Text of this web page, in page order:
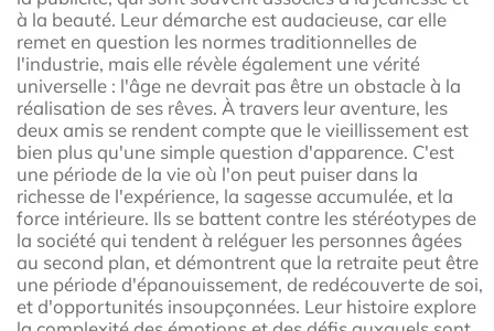
à la beauté. Leur démarche est audacieuse, car elle
remet en question les normes traditionnelles de
l'industrie, mais elle révèle également une vérité
universelle : l'âge ne devrait pas être un obstacle à la
réalisation de ses rêves. À travers leur aventure, les
deux amis se rendent compte que le vieillissement est
bien plus qu'une simple question d'apparence. C'est
une période de la vie où l'on peut puiser dans la
richesse de l'expérience, la sagesse accumulée, et la
force intérieure. Ils se battent contre les stéréotypes de
la société qui tendent à reléguer les personnes âgées
au second plan, et démontrent que la retraite peut être
une période d'épanouissement, de redécouverte de soi,
et d'opportunités insoupçonnées. Leur histoire explore